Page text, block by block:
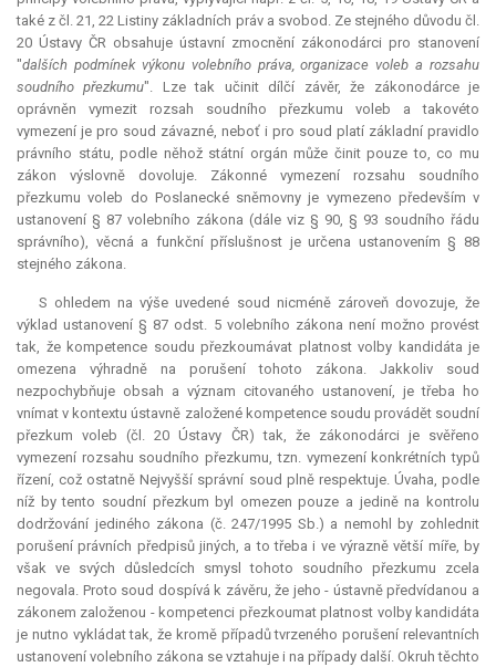
také z čl. 21, 22 Listiny základních práv a svobod. Ze stejného důvodu čl.
20 Ústavy ČR obsahuje ústavní zmocnění zákonodárci pro stanovení
"dalších podmínek výkonu volebního práva, organizace voleb a rozsahu
soudního přezkumu". Lze tak učinit dílčí závěr, že zákonodárce je
oprávněn vymezit rozsah soudního přezkumu voleb a takovéto
vymezení je pro soud závazné, neboť i pro soud platí základní pravidlo
právního státu, podle něhož státní orgán může činit pouze to, co mu
zákon výslovně dovoluje. Zákonné vymezení rozsahu soudního
přezkumu voleb do Poslanecké sněmovny je vymezeno především v
ustanovení § 87 volebního zákona (dále viz § 90, § 93 soudního řádu
správního), věcná a funkční příslušnost je určena ustanovením § 88
stejného zákona.
S ohledem na výše uvedené soud nicméně zároveň dovozuje, že
výklad ustanovení § 87 odst. 5 volebního zákona není možno provést
tak, že kompetence soudu přezkoumávat platnost volby kandidáta je
omezena výhradně na porušení tohoto zákona. Jakkoliv soud
nezpochybňuje obsah a význam citovaného ustanovení, je třeba ho
vnímat v kontextu ústavně založené kompetencesoudu provádět soudní
přezkum voleb (čl. 20 Ústavy ČR) tak, že zákonodárci je svěřeno
vymezení rozsahu soudního přezkumu, tzn. vymezení konkrétních typů
řízení, což ostatně Nejvyšší správní soud plně respektuje. Úvaha, podle
níž by tento soudní přezkum byl omezen pouze a jedině na kontrolu
dodržování jediného zákona (č. 247/1995 Sb.) a nemohl by zohlednit
porušení právních předpisů jiných, a to třeba i ve výrazně větší míře, by
však ve svých důsledcích smysl tohoto soudního přezkumu zcela
negovala. Proto soud dospívá k závěru, že jeho - ústavně předvídanou a
zákonem založenou - kompetenci přezkoumat platnost volby kandidáta
je nutno vykládat tak, že kromě případů tvrzeného porušení relevantních
ustanovení volebního zákona se vztahuje i na případy další. Okruh těchto